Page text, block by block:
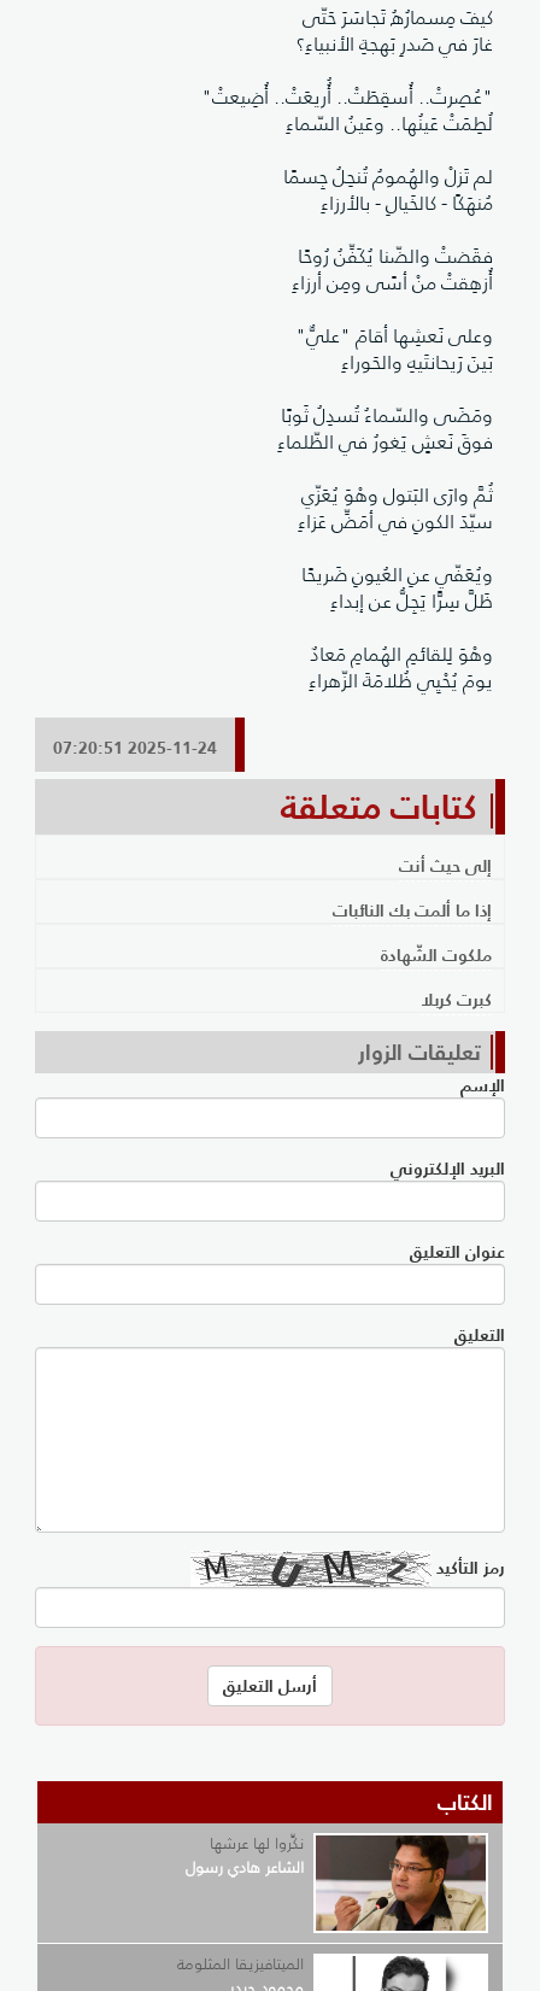
كيفَ مِسمارُهُ تَجاسَرَ حَتّى
غارَ في صَدرِ بَهجةِ الأنبياءِ؟
"عُصِرتْ.. أُسقِطَتْ.. أُُريعَتْ.. أُضِيعتْ"
لُطِمَتْ عَينُها.. وعَينُ السّماءِ
لم تَزلْ والهُمومُ تُنحِلُ جِسمًا
مُنهَكًا - كالخَيالِ - بالأرزاءِ
فقَضتْ والضّنا يُكَفِّنُ رُوحًا
أُزهِقتْ منْ أسًى ومِن أرزاءِ
وعلى نَعشِها أقامَ "عليٌّ"
بَينَ رَيحانتَيهِ والحَوراءِ
ومَضَى والسّماءُ تُسدِلُ ثَوبًا
فوقَ نَعشٍ يَغورُ في الظّلماءِ
ثُمَّ وارَى البَتول وهْوَ يُعَزّي
سيّدَ الكونِ في أمَضِّ عَزاءِ
ويُعَفّي عنِ العُيونِ ضَريحًا
ظَلَّ سِرًّا يَجِلُّ عن إبداءِ
وهْوَ لِلقائمِ الهُمامِ مَعادٌ
يومَ يُحْيِي ظُلامَةَ الزّهراءِ
2025-11-24 07:20:51
كتابات متعلقة
إلى حيث أنت
إذا ما ألمت بك النائبات
ملكوت الشّهادة
كبرت كربلا
تعليقات الزوار
الإسم
البريد الإلكتروني
عنوان التعليق
التعليق
رمز التأكيد
الكتاب
نكِّروا لها عرشها
الشاعر هادي رسول
الميتافيزيقا المثلومة